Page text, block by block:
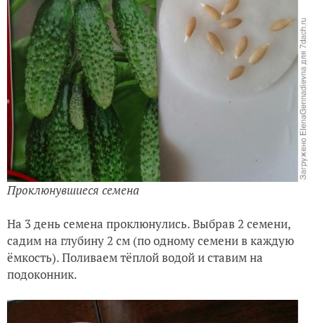
Проклюнувшиеся семена
На 3 день семена проклюнулись. Выбрав 2 семени,
садим на глубину 2 см (по одному семени в каждую
ёмкость). Поливаем тёплой водой и ставим на
подоконник.